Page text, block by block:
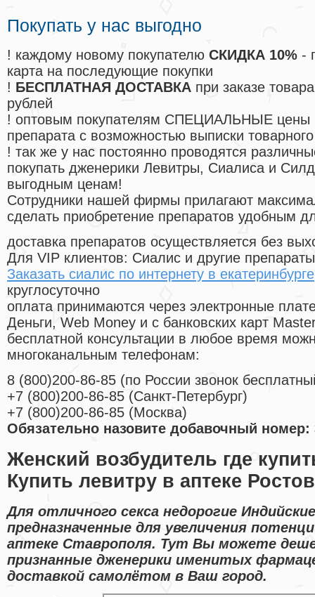
Покупать у нас выгодно
! каждому новому покупателю СКИДКА 10% -
карта на последующие покупки
! БЕСПЛАТНАЯ ДОСТАВКА при заказе
рублей
! оптовым покупателям СПЕЦИАЛЬНЫЕ цены
препарата с возможностью выписки
! так же у нас постоянно проводятся
покупать дженерики Левитры, Сиалиса и
выгодным ценам!
Cотрудники нашей фирмы прилагают
сделать приобретение препаратов удобным
доставка препаратов осуществляется без
Для VIP клиентов: Сиалис и другие
Заказать сиалис по интернету в екатеринбурге
круглосуточно
оплата принимаются через электронные
Деньги, Web Money и с банковских карт
бесплатной консультации в любое время
многоканальным телефонам:
8 (800)200-86-85 (по России звонок
+7 (800)200-86-85 (Санкт-Петербург)
+7 (800)200-86-85 (Москва)
Обязательно назовите добавочный номер:
Женский возбудитель где
Купить левитру в аптеке
Для отличного секса недорогие
предназначенные для увеличения
аптеке Ставрополя. Тут Вы можете
признанные дженерики именитых
доставкой самолётом в Ваш город.